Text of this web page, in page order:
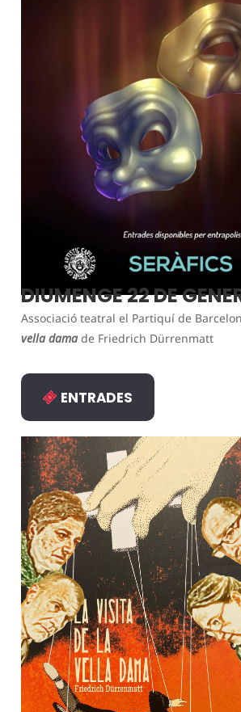
DIUMENGE 22 DE
Associació teatral el Partiquí de
vella damade Friedrich Dürrenmatt
ENTRADES